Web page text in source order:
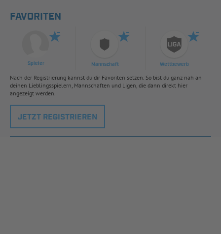
FAVORITEN
Spieler Mannschaft Wettbewerb
Nach der Registrierung kannst du dir Favoriten setzen. So bist du ganz nah an
deinen Lieblingsspielern, Mannschaften und Ligen, die dann direkt hier
angezeigt werden.
JETZT REGISTRIEREN